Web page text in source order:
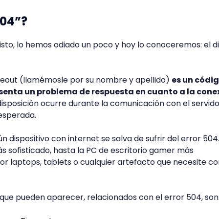
lo hemos odiado un poco y hoy lo conoceremos: el
(llamémosle por su nombre y apellido) es un
un problema de respuesta en cuanto a la
ocurre durante la comunicación con el
dispositivo con internet se salva de sufrir del error 504.
sofisticado, hasta la PC de escritorio gamer más
laptops, tablets o cualquier artefacto que necesite
pueden aparecer, relacionados con el error 504,